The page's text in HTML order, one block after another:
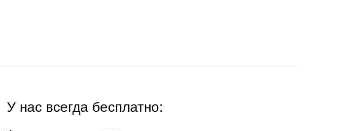
У нас всегда бесплатно: